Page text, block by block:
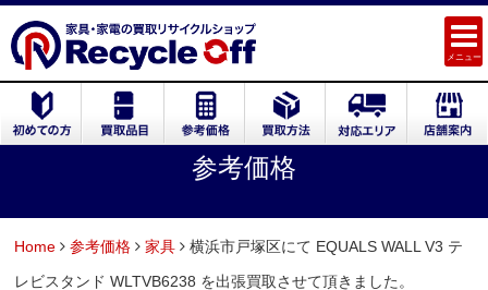
メニュー
参考価格
Home 参考価格 家具
横浜市戸塚区にて EQUALS WALL V3 テ
レビスタンド WLTVB6238 を出張買取させて頂きました。